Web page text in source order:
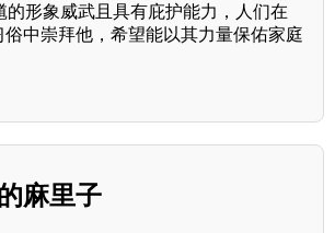
的形象威武且具有庇护能力，人们在
中崇拜他，希望能以其力量保佑家庭
麻里子